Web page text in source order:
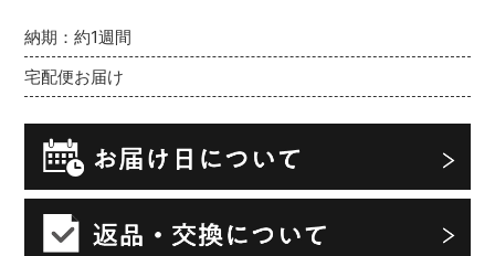
納期：約1週間
宅配便お届け